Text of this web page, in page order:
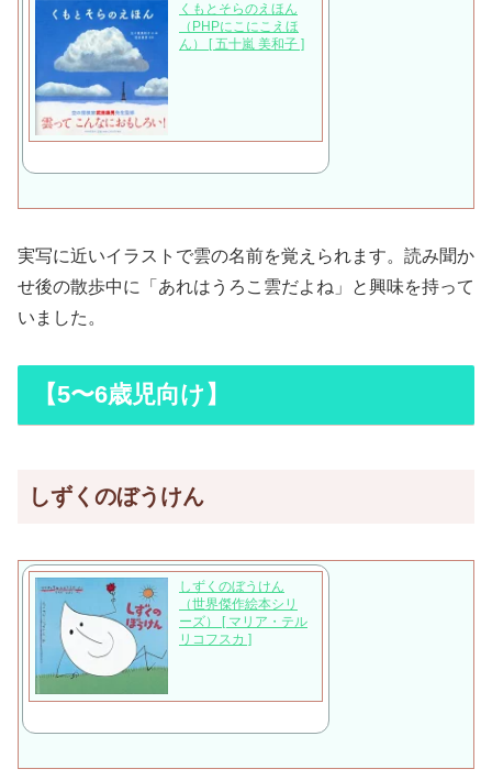
くもとそらのえほん
（PHPにこにこえほ
ん） [ 五十嵐 美和子 ]
実写に近いイラストで雲の名前を覚えられます。読み聞か
せ後の散歩中に「あれはうろこ雲だよね」と興味を持って
いました。
【5〜6歳児向け】
しずくのぼうけん
しずくのぼうけん
（世界傑作絵本シリ
ーズ） [ マリア・テル
リコフスカ ]